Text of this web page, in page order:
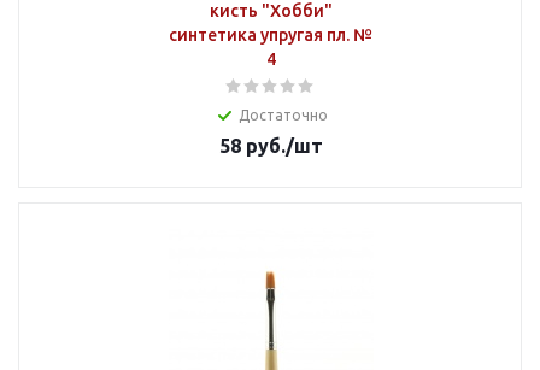
кисть "Хобби"
синтетика упругая пл. №
4
Достаточно
58руб./шт